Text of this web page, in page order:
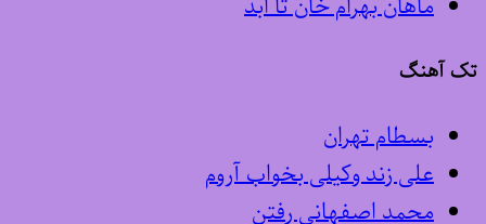
تک آهنگ
بسطام تهران
علی زند وکیلی بخواب آروم
محمد اصفهانی رفتن